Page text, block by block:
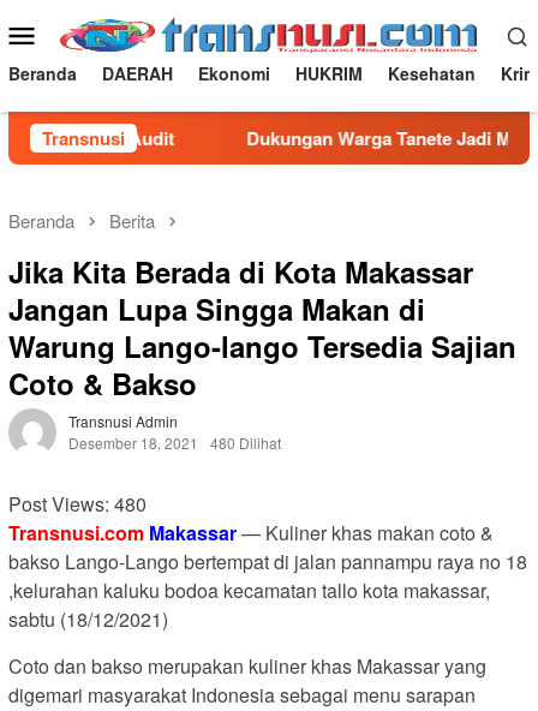
ke
konten
Menu
Mobile
Beranda DAERAH Ekonomi HUKRIM Kesehatan
Transnusi
Desak Audit Dukungan Warga Tanete Jadi Motivasi,
Beranda Berita
Jika Kita Berada di Kota Makassar
Jangan Lupa Singga Makan di
Warung Lango-lango Tersedia Sajian
Coto & Bakso
Transnusi Admin
Desember 18, 2021
480 Dilihat
Post Views: 480
Transnusi.com Makassar— Kuliner khas makan coto &
bakso Lango-Lango bertempat di jalan pannampu raya no 18
,kelurahan kaluku bodoa kecamatan tallo kota makassar,
sabtu (18/12/2021)
Coto dan bakso merupakan kuliner khas Makassar yang
digemari masyarakat Indonesia sebagai menu sarapan